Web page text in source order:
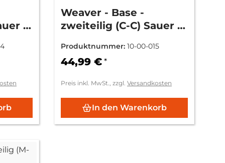
-
Weaver - Base -
zweiteilig (C-C) Sauer -
Produktnummer: 10-00-015
44,99 €*
Preis inkl. MwSt., zzgl. Versandkosten
In den Warenkorb